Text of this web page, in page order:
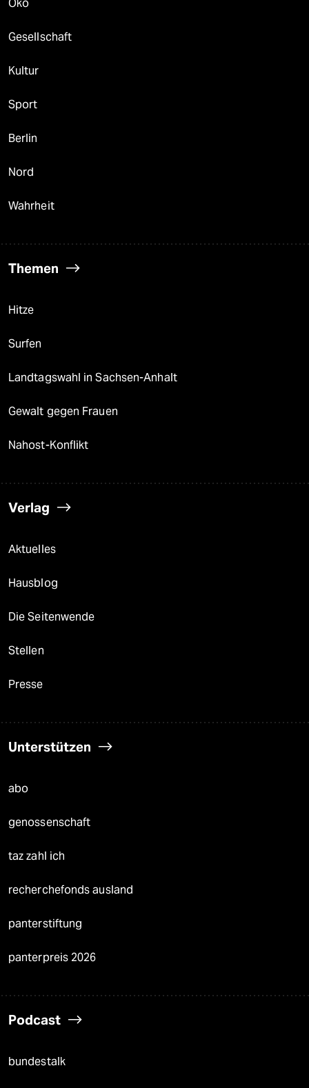
Öko
Gesellschaft
Kultur
Sport
Berlin
Nord
Wahrheit
Themen
Hitze
Surfen
Landtagswahl in Sachsen-Anhalt
Gewalt gegen Frauen
Nahost-Konflikt
Verlag
Aktuelles
Hausblog
Die Seitenwende
Stellen
Presse
Unterstützen
abo
genossenschaft
taz zahl ich
recherchefonds ausland
panterstiftung
panterpreis 2026
Podcast
bundestalk